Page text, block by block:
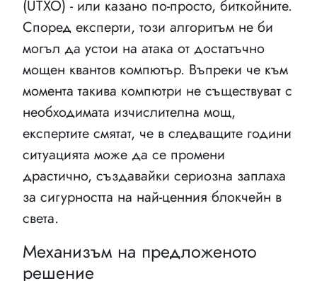
(UTXO) - или казано по-просто, биткойните.
Според експерти, този алгоритъм не би
могъл да устои на атака от достатъчно
мощен квантов компютър. Въпреки че към
момента такива компютри не съществуват с
необходимата изчислителна мощ,
експертите смятат, че в следващите години
ситуацията може да се промени
драстично, създавайки сериозна заплаха
за сигурността на най-ценния блокчейн в
света.
Механизъм на предложеното
решение